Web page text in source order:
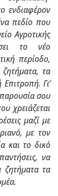
ενδιαφέρον
πεδίο που
Αγροτικής
το νέο
περίοδο,
τα
Γι’
σου
χρειάζεται
μαζί με
με τον
και το δικό
να
ζητήματα τα